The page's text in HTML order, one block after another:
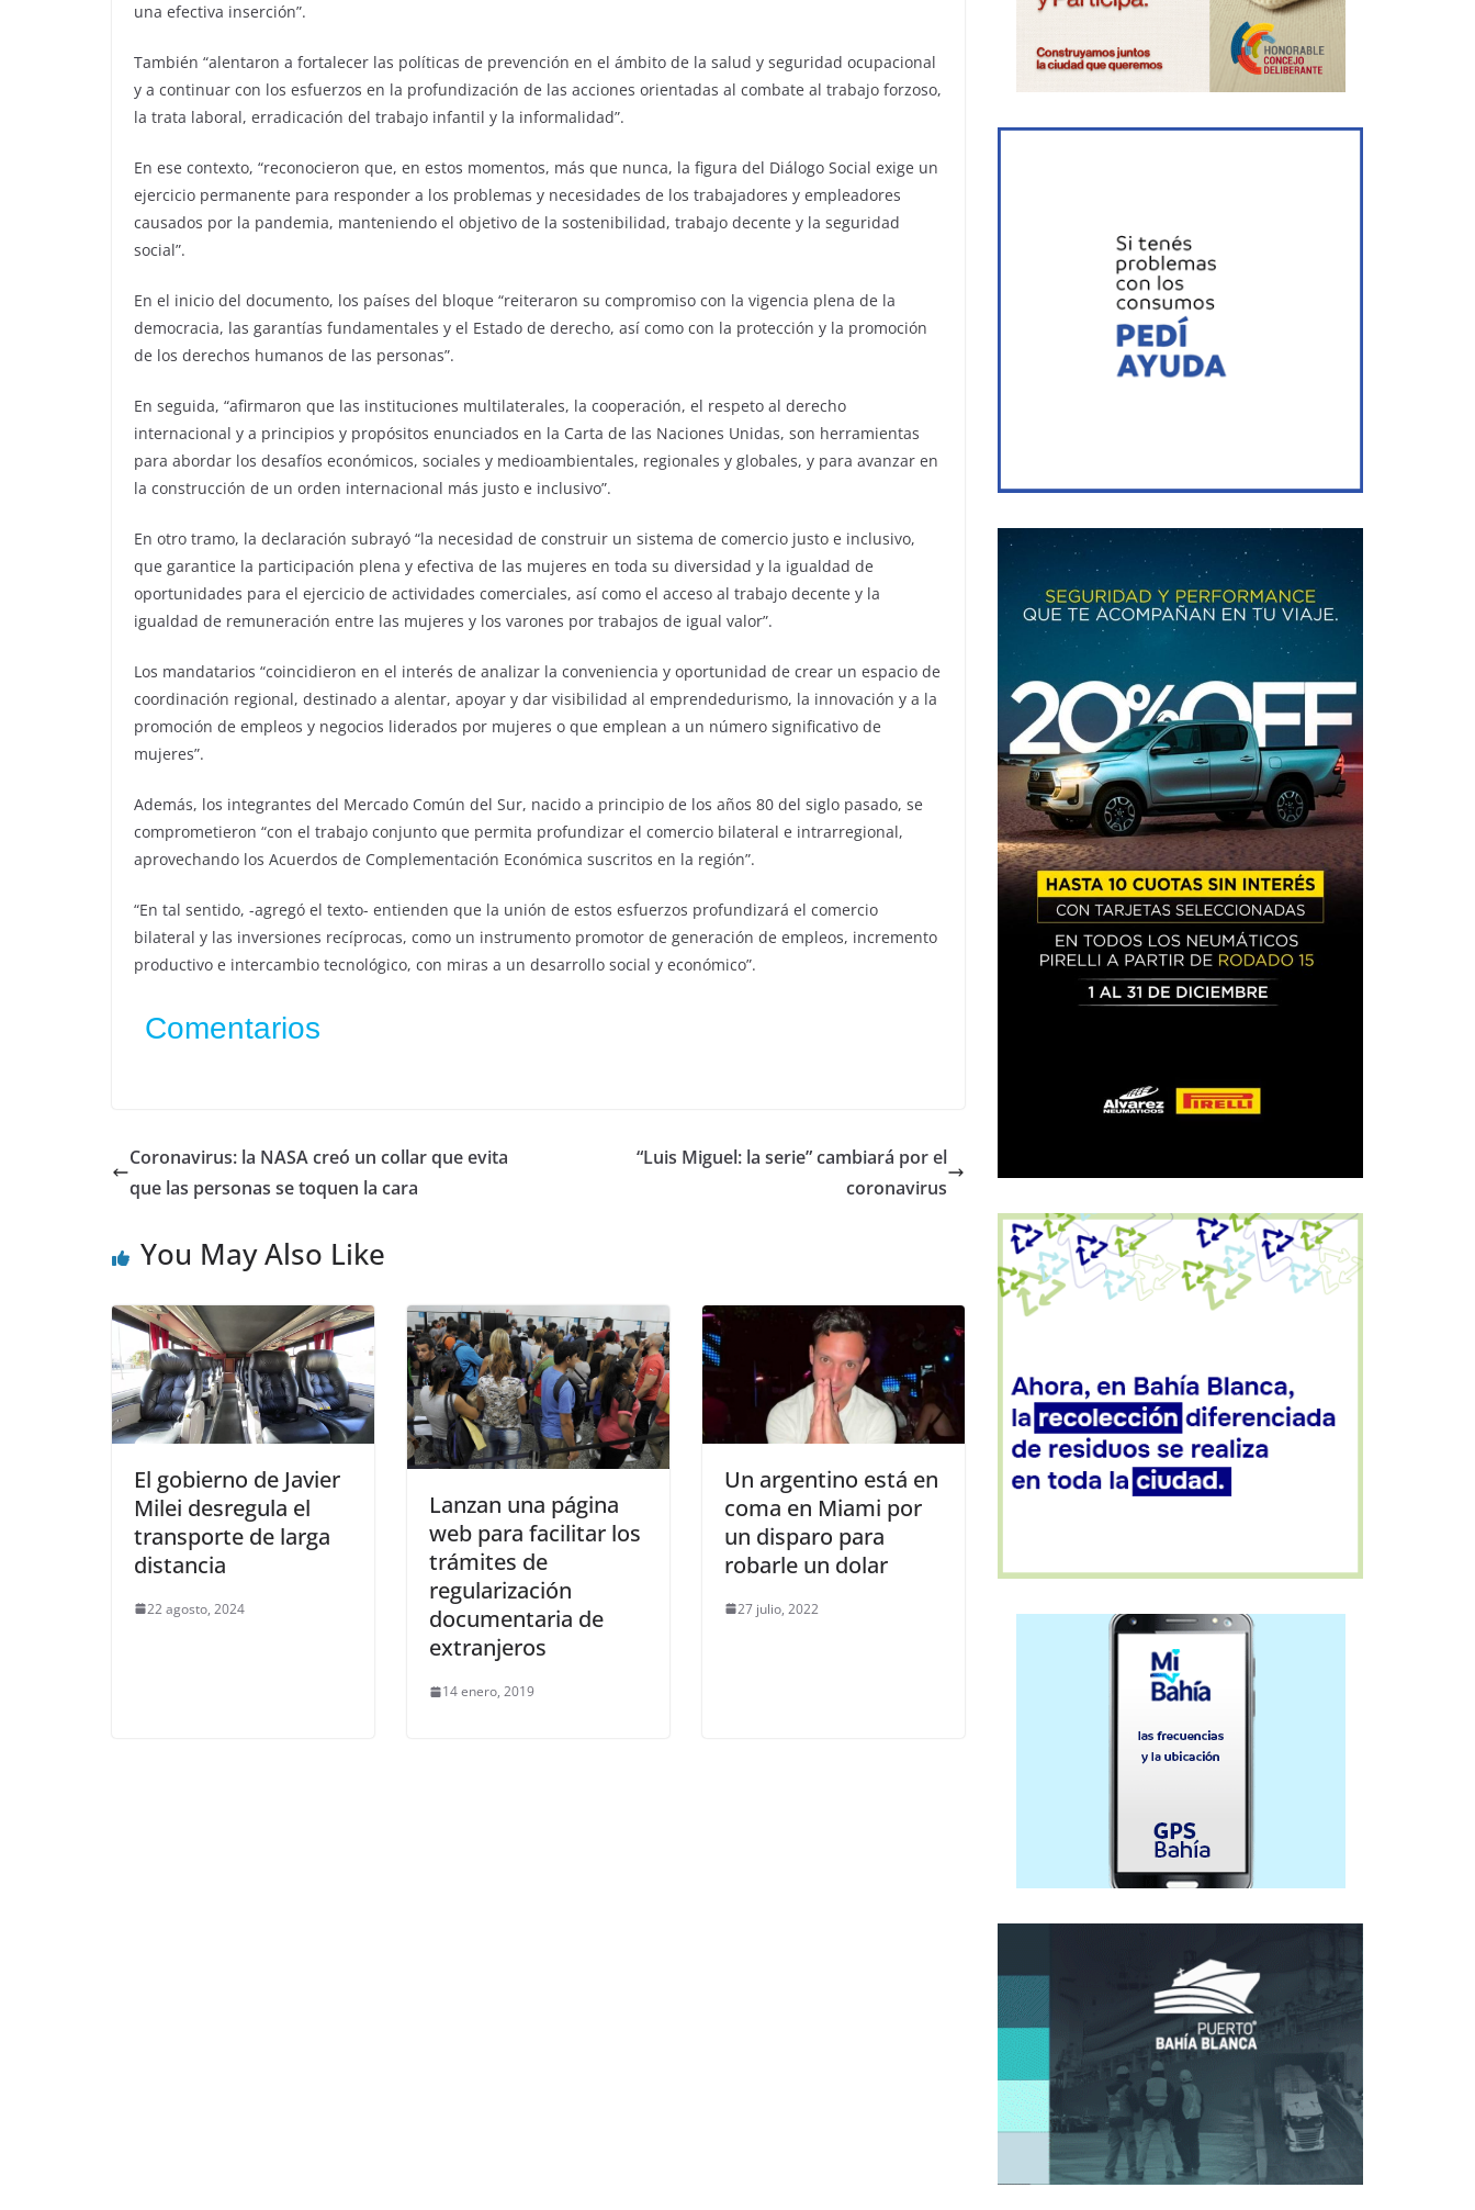
una efectiva inserción”.
También “alentaron a fortalecer las políticas de prevención en el ámbito de la salud y seguridad ocupacional
y a continuar con los esfuerzos en la profundización de las acciones orientadas al combate al trabajo forzoso,
la trata laboral, erradicación del trabajo infantil y la informalidad”.
En ese contexto, “reconocieron que, en estos momentos, más que nunca, la figura del Diálogo Social exige un
ejercicio permanente para responder a los problemas y necesidades de los trabajadores y empleadores
causados por la pandemia, manteniendo el objetivo de la sostenibilidad, trabajo decente y la seguridad
social”.
En el inicio del documento, los países del bloque “reiteraron su compromiso con la vigencia plena de la
democracia, las garantías fundamentales y el Estado de derecho, así como con la protección y la promoción
de los derechos humanos de las personas”.
En seguida, “afirmaron que las instituciones multilaterales, la cooperación, el respeto al derecho
internacional y a principios y propósitos enunciados en la Carta de las Naciones Unidas, son herramientas
para abordar los desafíos económicos, sociales y medioambientales, regionales y globales, y para avanzar en
la construcción de un orden internacional más justo e inclusivo”.
En otro tramo, la declaración subrayó “la necesidad de construir un sistema de comercio justo e inclusivo,
que garantice la participación plena y efectiva de las mujeres en toda su diversidad y la igualdad de
oportunidades para el ejercicio de actividades comerciales, así como el acceso al trabajo decente y la
igualdad de remuneración entre las mujeres y los varones por trabajos de igual valor”.
Los mandatarios “coincidieron en el interés de analizar la conveniencia y oportunidad de crear un espacio de
coordinación regional, destinado a alentar, apoyar y dar visibilidad al emprendedurismo, la innovación y a la
promoción de empleos y negocios liderados por mujeres o que emplean a un número significativo de
mujeres”.
Además, los integrantes del Mercado Común del Sur, nacido a principio de los años 80 del siglo pasado, se
comprometieron “con el trabajo conjunto que permita profundizar el comercio bilateral e intrarregional,
aprovechando los Acuerdos de Complementación Económica suscritos en la región”.
“En tal sentido, -agregó el texto- entienden que la unión de estos esfuerzos profundizará el comercio
bilateral y las inversiones recíprocas, como un instrumento promotor de generación de empleos, incremento
productivo e intercambio tecnológico, con miras a un desarrollo social y económico”.
Comentarios
Coronavirus: la NASA creó un collar que evita
que las personas se toquen la cara
“Luis Miguel: la serie” cambiará por el
coronavirus
You May Also Like
El gobierno de Javier
Milei desregula el
transporte de larga
distancia
22 agosto, 2024
Lanzan una página
web para facilitar los
trámites de
regularización
documentaria de
extranjeros
14 enero, 2019
Un argentino está en
coma en Miami por
un disparo para
robarle un dolar
27 julio, 2022